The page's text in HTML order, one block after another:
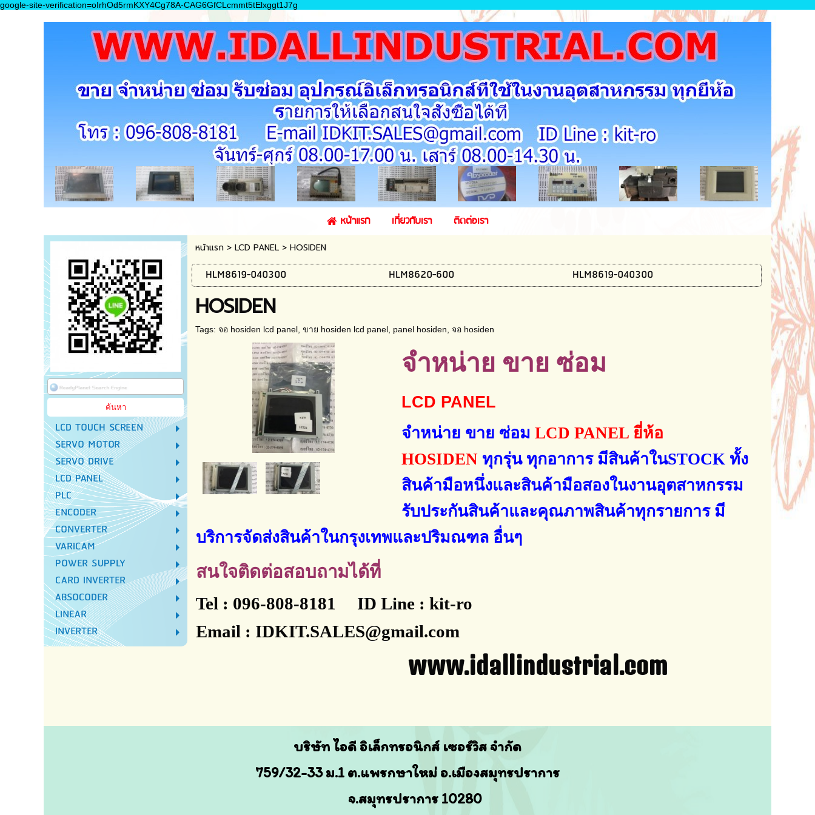
google-site-verification=oIrhOd5rmKXY4Cg78A-CAG6GfCLcmmt5tElxggt1J7g
หน้าแรก เกี่ยวกับเรา ติดต่อเรา
LCD TOUCH SCREEN
SERVO MOTOR
SERVO DRIVE
LCD PANEL
PLC
ENCODER
CONVERTER
VARICAM
POWER SUPPLY
CARD INVERTER
ABSOCODER
LINEAR
INVERTER
หน้าแรก> LCD PANEL> HOSIDEN
HLM8619-040300 HLM8620-600 HLM8619-040300
HOSIDEN
Tags:จอ hosiden lcd panel ,ขาย hosiden lcd panel panel hosiden ,จอ hosiden
จำหน่าย ขาย ซ่อม
LCD PANEL
จำหน่าย ขาย ซ่อมLCD PANEL ยี่ห้อ
HOSIDEN ทุกรุ่น ทุกอาการ มีสินค้าในSTOCKทั้ง
สินค้ามือหนึ่งและสินค้ามือสองในงานอุตสาหกรรม
รับประกันสินค้าและคุณภาพสินค้าทุกรายการ มี
บริการจัดส่งสินค้าในกรุงเทพและปริมณฑล อื่นๆ
สนใจติดต่อสอบถามได้ที่
Tel : 096-808-8181 ID Line : kit-ro
Email : IDKIT.SALES@gmail.com
www.idallindustrial.com
บริษัท ไอดี อิเล็กทรอนิกส์ เซอร์วิส จำกัด
759/32-33ม.1 ต.แพรกษาใหม่ อ.เมืองสมุทรปราการ
จ.สมุทรปราการ 10280